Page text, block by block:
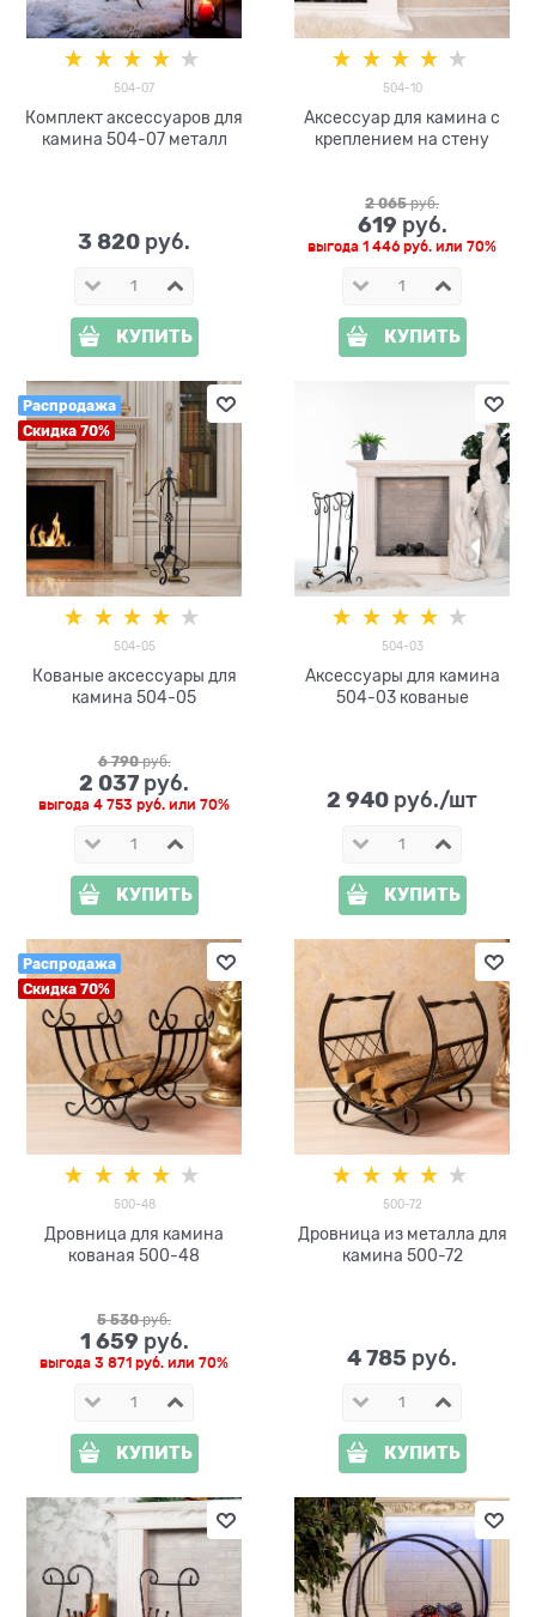
504-07
Комплект аксессуаров для
камина 504-07 металл
3 820 руб.
КУПИТЬ
504-10
Аксессуар для камина с
креплением на стену
2 065 руб.
619 руб.
выгода 1 446 руб. или 70%
КУПИТЬ
Распродажа
Скидка 70%
504-05
Кованые аксессуары для
камина 504-05
6 790 руб.
2 037 руб.
выгода 4 753 руб. или 70%
КУПИТЬ
504-03
Аксессуары для камина
504-03 кованые
2 940 руб./шт
КУПИТЬ
Распродажа
Скидка 70%
500-48
Дровница для камина
кованая 500-48
5 530 руб.
1 659 руб.
выгода 3 871 руб. или 70%
КУПИТЬ
500-72
Дровница из металла для
камина 500-72
4 785 руб.
КУПИТЬ